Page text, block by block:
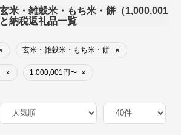
米・雑穀米・もち米・餅（1,000,001
納税返礼品一覧
玄米・雑穀米・もち米・餅 ×
× 1,000,001円〜 ×